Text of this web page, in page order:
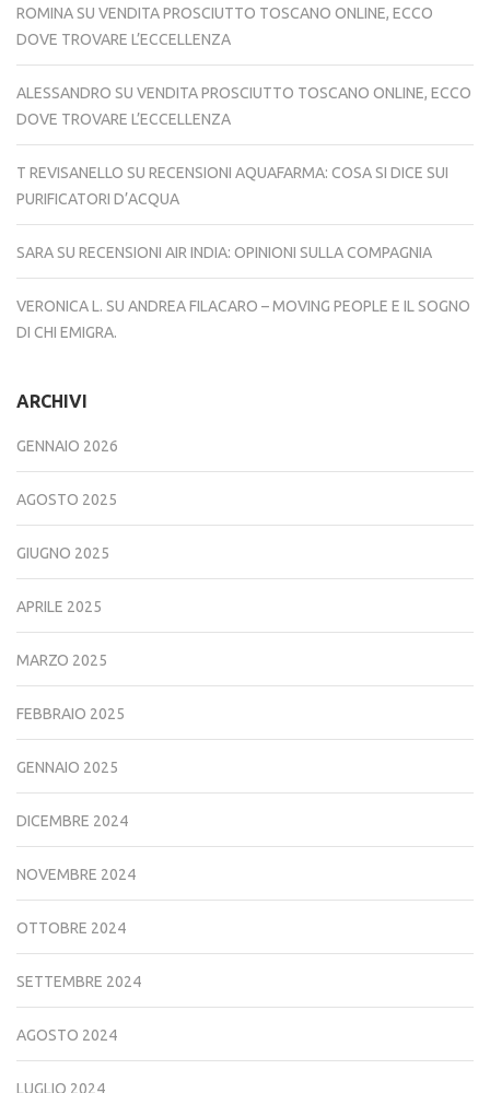
ROMINA SU VENDITA PROSCIUTTO TOSCANO ONLINE, ECCO
DOVE TROVARE L’ECCELLENZA
ALESSANDRO SU VENDITA PROSCIUTTO TOSCANO ONLINE, ECCO
DOVE TROVARE L’ECCELLENZA
T REVISANELLO SU RECENSIONI AQUAFARMA: COSA SI DICE SUI
PURIFICATORI D’ACQUA
SARA SU RECENSIONI AIR INDIA: OPINIONI SULLA COMPAGNIA
VERONICA L. SU ANDREA FILACARO – MOVING PEOPLE E IL SOGNO
DI CHI EMIGRA.
ARCHIVI
GENNAIO 2026
AGOSTO 2025
GIUGNO 2025
APRILE 2025
MARZO 2025
FEBBRAIO 2025
GENNAIO 2025
DICEMBRE 2024
NOVEMBRE 2024
OTTOBRE 2024
SETTEMBRE 2024
AGOSTO 2024
LUGLIO 2024